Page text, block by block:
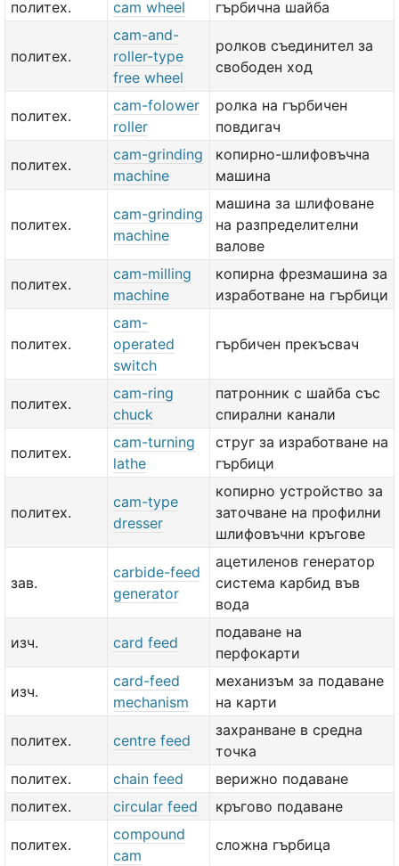
политех. cam wheel гърбична шайба
политех.
cam-and-
roller-type
free wheel
ролков съединител за
свободен ход
политех.
cam-folower
roller
ролка на гърбичен
повдигач
политех.
cam-grinding
machine
копирно-шлифовъчна
машина
политех.
cam-grinding
machine
машина за шлифоване
на разпределителни
валове
политех.
cam-milling
machine
копирна фрезмашина за
изработване на гърбици
политех.
cam-
operated
switch
гърбичен прекъсвач
политех.
cam-ring
chuck
патронник с шайба със
спирални канали
политех.
cam-turning
lathe
струг за изработване на
гърбици
политех.
cam-type
dresser
копирно устройство за
заточване на профилни
шлифовъчни кръгове
зав.
carbide-feed
generator
ацетиленов генератор
система карбид във
вода
изч. card feed
подаване на
перфокарти
изч.
card-feed
mechanism
механизъм за подаване
на карти
политех. centre feed
захранване в средна
точка
политех.
chain feed
верижно подаване
политех.
circular feed кръгово подаване
политех.
compound
cam
сложна гърбица